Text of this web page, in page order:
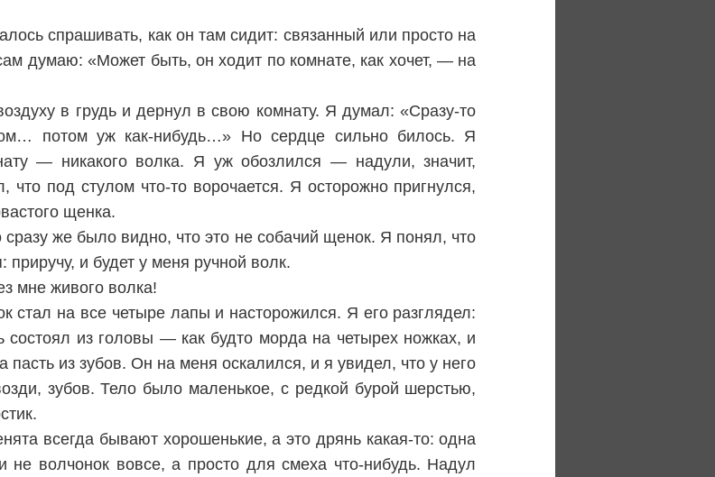
спрашивать, как он там сидит: связанный или просто на
думаю: «Может быть, он ходит по комнате, как хочет, — на
в грудь и дернул в свою комнату. Я думал: «Сразу-то
потом уж как-нибудь…» Но сердце сильно билось. Я
— никакого волка. Я уж обозлился — надули, значит,
под стулом что-то ворочается. Я осторожно пригнулся,
щенка.
же было видно, что это не собачий щенок. Я понял, что
и будет у меня ручной волк.
мне живого волка!
на все четыре лапы и насторожился. Я его разглядел:
из головы — как будто морда на четырех ножках, и
пасть из зубов. Он на меня оскалился, и я увидел, что у него
зубов. Тело было маленькое, с редкой бурой шерстью,
всегда бывают хорошенькие, а это дрянь какая-то: одна
не волчонок вовсе, а просто для смеха что-нибудь. Надул